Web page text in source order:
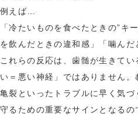
例えば…
「冷たいものを食べたときの”キ
を飲んだときの違和感」「噛んだ
これらの反応は、歯髄が生きて
い＝悪い神経」ではありません
亀裂といったトラブルに早く気
守るための重要なサインとなるの